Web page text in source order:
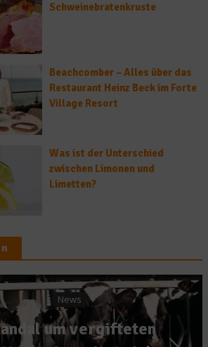
Schweinebratenkruste
Beachcomber – Alles über das
Restaurant Heinz Beck im Forte
Village Resort
Was ist der Unterschied
zwischen Limonen und
Limetten?
Gastro & Gourmet
funktioniert eine